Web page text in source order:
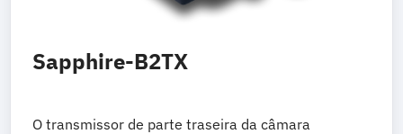
Sapphire-B2TX
O transmissor de parte traseira da câmara